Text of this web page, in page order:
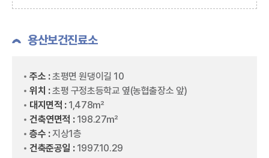
용산보건진료소
주소 :초평면 원댕이길 10
위치 :초평 구정초등학교 옆(농협출장소 앞)
대지면적 : 1,478㎡
건축연면적 : 198.27㎡
층수 :지상1층
건축준공일 : 1997.10.29